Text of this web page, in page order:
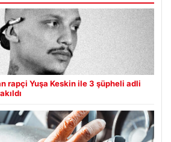
rapçi Yuşa Keskin ile 3 şüpheli adli